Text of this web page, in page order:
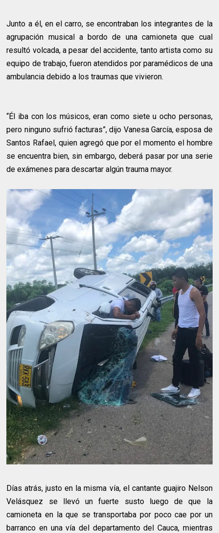
Junto a él, en el carro, se encontraban los integrantes de la
agrupación musical a bordo de una camioneta que cual
resultó volcada, a pesar del accidente, tanto artista como su
equipo de trabajo, fueron atendidos por paramédicos de una
ambulancia debido a los traumas que vivieron.
“Él iba con los músicos, eran como siete u ocho personas,
pero ninguno sufrió facturas”, dijo Vanesa García, esposa de
Santos Rafael, quien agregó que por el momento el hombre
se encuentra bien, sin embargo, deberá pasar por una serie
de exámenes para descartar algún trauma mayor.
Días atrás, justo en la misma vía, el cantante guajiro Nelson
Velásquez se llevó un fuerte susto luego de que la
camioneta en la que se transportaba por poco cae por un
barranco en una vía del departamento del Cauca, mientras